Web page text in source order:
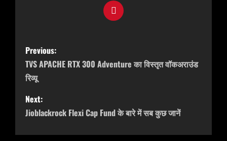
P
o
s
t
n
a
Previous:
TVS APACHE RTX 300 Adventure का विस्तृत वॉकअराउंड
रिव्यू
Next:
Jioblackrock Flexi Cap Fund के बारे में सब कुछ जानें